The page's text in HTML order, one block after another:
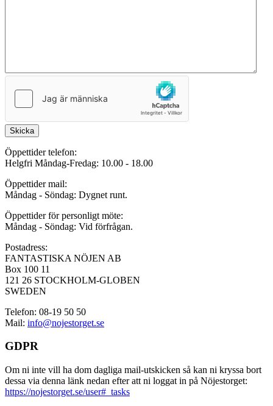
Skicka
Öppettider telefon:
Helgfri Måndag-Fredag: 10.00 - 18.00
Öppettider mail:
Måndag - Söndag: Dygnet runt.
Öppettider för personligt möte:
Måndag - Söndag: Vid förfrågan.
Postadress:
FANTASTISKA NÖJEN AB
Box 100 11
121 26 STOCKHOLM-GLOBEN
SWEDEN
Telefon: 08-19 50 50
Mail: info@nojestorget.se
GDPR
Om ni inte vill ha dom dagliga mail-utskicken så kan ni kryssa bort
dessa via denna länk nedan efter att ni loggat in på Nöjestorget:
https://nojestorget.se/user#_tasks